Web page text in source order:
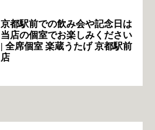
京都駅前での飲み会や記念日は
当店の個室でお楽しみください
| 全席個室 楽蔵うたげ 京都駅前
店